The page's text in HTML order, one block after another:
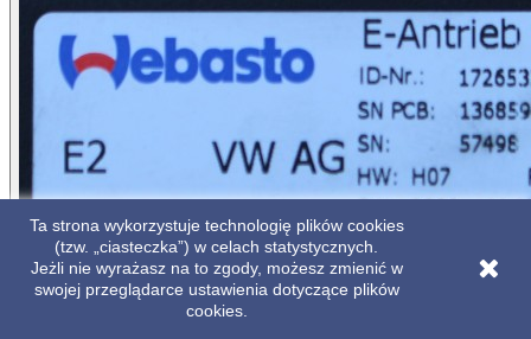
Ta strona wykorzystuje technologię plików cookies
(tzw. „ciasteczka”) w celach statystycznych.
Jeżli nie wyrażasz na to zgody, możesz zmienić w
swojej przeglądarce ustawienia dotyczące plików
cookies.